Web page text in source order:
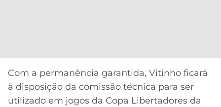
Com a permanência garantida, Vitinho ficará
à disposição da comissão técnica para ser
utilizado em jogos da Copa Libertadores da